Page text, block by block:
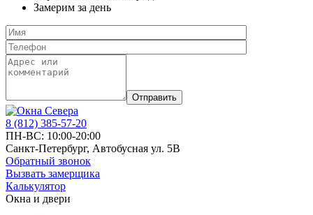
Замерим за день
Отправить
8 (812) 385-57-20
ПН-ВС: 10:00-20:00
Санкт-Петербург, Автобусная ул. 5В
Обратный звонок
Вызвать замерщика
Калькулятор
Окна и двери